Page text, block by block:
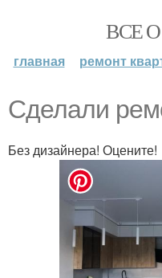
ВСЕ
главная ремонт
Сделали
Без дизайнера! Оцените!